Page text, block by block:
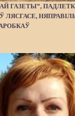
ГАЗЕТЫ”,
ЛЯСГАСЕ,